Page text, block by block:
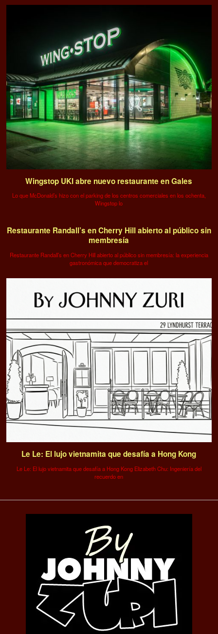
Wingstop UKI abre nuevo restaurante en Gales
Lo que McDonald’s hizo con el parking de los centros comerciales en los ochenta,
Wingstop lo
Restaurante Randall’s en Cherry Hill abierto al público sin
membresía
Restaurante Randall’s en Cherry Hill abierto al público sin membresía: la experiencia
gastronómica que democratiza el
Le Le: El lujo vietnamita que desafía a Hong Kong
Le Le: El lujo vietnamita que desafía a Hong Kong Elizabeth Chu: Ingeniería del
recuerdo en